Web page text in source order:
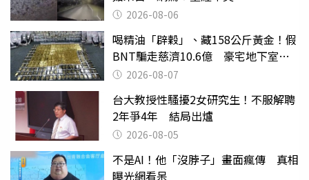
2026-08-06
喝精油「辟穀」、藏158公斤黃金！假
BNT騙走慈濟10.6億 豪宅地下室竟
挖出乾鮑金庫
2026-08-07
台大教授性騷擾2女研究生！不服解聘
2年爭4年 結局出爐
2026-08-05
不是AI！他「沒脖子」畫面瘋傳 真相
曝光網看呆